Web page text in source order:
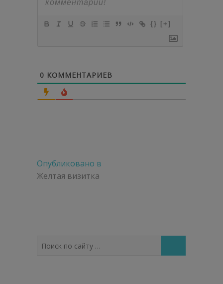
{} [+]
0 КОММЕНТАРИЕВ
Навигация
по
Опубликовано в
Желтая визитка
по